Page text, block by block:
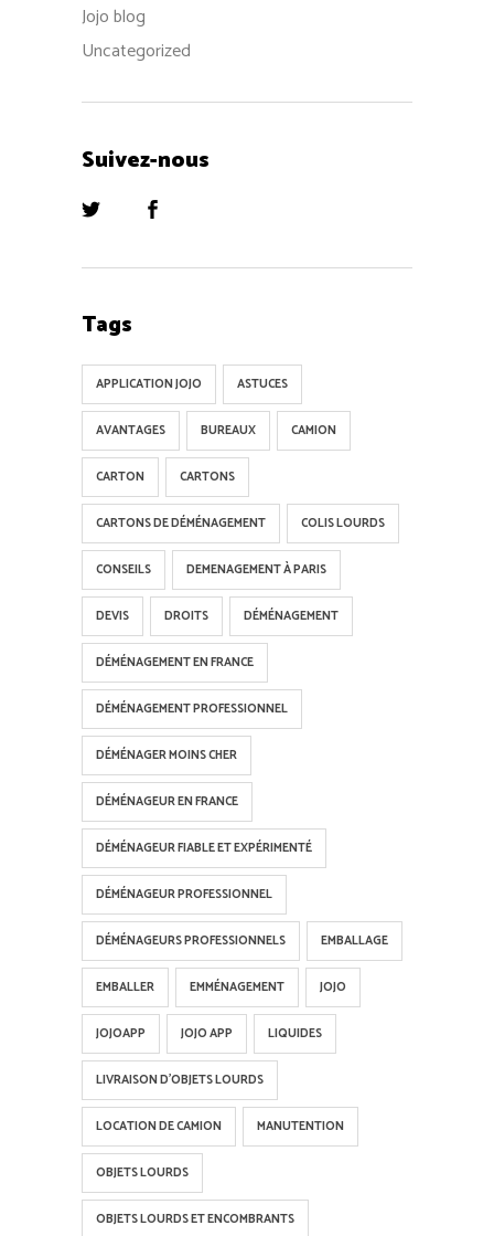
Jojo blog
Uncategorized
Suivez-nous
Tags
APPLICATION JOJO ASTUCES
AVANTAGES BUREAUX CAMION
CARTON CARTONS
CARTONS DE DÉMÉNAGEMENT COLIS LOURDS
CONSEILS DEMENAGEMENT À PARIS
DEVIS DROITS DÉMÉNAGEMENT
DÉMÉNAGEMENT EN FRANCE
DÉMÉNAGEMENT PROFESSIONNEL
DÉMÉNAGER MOINS CHER
DÉMÉNAGEUR EN FRANCE
DÉMÉNAGEUR FIABLE ET EXPÉRIMENTÉ
DÉMÉNAGEUR PROFESSIONNEL
DÉMÉNAGEURS PROFESSIONNELS EMBALLAGE
EMBALLER EMMÉNAGEMENT JOJO
JOJOAPP JOJO APP LIQUIDES
LIVRAISON D'OBJETS LOURDS
LOCATION DE CAMION MANUTENTION
OBJETS LOURDS
OBJETS LOURDS ET ENCOMBRANTS